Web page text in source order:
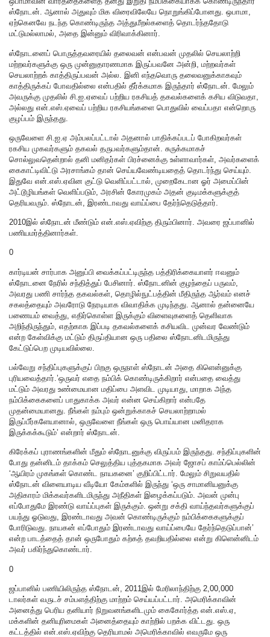
ஸ்நோடன். ஆனால் அதுவும் மிக விரைவிலேயே நொறுங்கிப்போனது. ஒபாமா,
ஏற்கெனவே நடந்த கொண்டிருந்த அத்துமீறல்களைத் தொடர்ந்ததோடு
மட்டுமல்லாமல், அதை இன்னும் விரிவாக்கினார்.
ஸ்நோடனைப் பொருத்தவரையில் தலைவன் என்பவன் முதலில் செயலாற்றி
மற்றவர்களுக்கு ஒரு முன்னுதாரணமாக இருப்பவனே அன்றி, மற்றவர்கள்
செயலாற்றக் காத்திருப்பவன் அல்ல. இனி எந்தவொரு தலைவனுக்காகவும்
காத்திருக்கப் போவதில்லை என்பதில் தீர்க்கமாக இருந்தார் ஸ்நோடன். மேலும்
அவருக்கு முதலில் சி.ஐ.ஏவைப் பற்றிய ரகசியத் தகவல்களைக் கசிய விடுவதா,
அல்லது என்.எஸ்.ஏவைப் பற்றிய ரகசியங்களை பொதுவில் வைப்பதா என்றொரு
குழப்பம் இருந்தது.
ஒருவேளை சி.ஐ.ஏ அம்பலப்பட்டால் அதனால் பாதிக்கப்படப் போகிறவர்கள்
ரகசிய முகவர்களும் தகவல் தருபவர்களும்தான். சுருக்கமாகச்
சொல்லுவதென்றால் தனி மனிதர்கள் பிரச்னைக்கு உள்ளாவார்கள், அவர்களைக்
கைகாட்டிவிட்டு அரசாங்கம் தான் செய்யவேண்டியதைத் தொடர்ந்து செய்யும்.
இதுவே என்.எஸ்.ஏவின குட்டு வெளிப்பட்டால், முறைகேடான ஓர் அமைப்பின்
அட்டூழியங்கள் வெளிப்படும், அரசின் கோரமுகம் அதன் குடிமக்களுக்குத்
தெரியவரும். ஸ்நோடன், இரண்டாவது வாய்ப்பை தேர்ந்தெடுத்தார்.
2010இல் ஸ்நோடன் மீண்டும் என்.எஸ்.ஏவிற்கு திரும்பினார். அவரை ஜப்பானில்
பணியமர்த்தினார்கள்.
0
கார்டியன் சார்பாக அனுப்பி வைக்கப்பட்டிருந்த பத்திரிக்கையாளர் ஈவனும்
ஸ்நோடனை நேரில் சந்தித்துப் பேசினார். ஸ்நோடனின் குழந்தைப் பருவம்,
அவரது பணி சார்ந்த தகவல்கள், தொழில்நுட்பத்தின் மீதிருந்த ஆர்வம் எனச்
சகலத்தையும் அவரோடு நேரடியாக விவாதிக்க முடிந்தது. ஆனால் தன்னையே
பணையம் வைத்து, எதிர்கொள்ள இருக்கும் விளைவுகளைத் தெளிவாக
அறிந்திருந்தும், எதற்காக இப்படி தகவல்களைக் கசியவிட முன்வர வேண்டும்
என்ற கேள்விக்கு மட்டும் திருப்தியான ஒரு பதிலை ஸ்நோடனிடமிருந்து
கேட்டுப்பெற முடியவில்லை.
பல்வேறு சந்திப்புகளுக்குப் பிறகு ஒருநாள் ஸ்நோடன் அதை கிளென்னுக்கு
புரியவைத்தார்.’ஒருவர் எதை நம்பிக் கொண்டிருக்கிறார் என்பதை வைத்து
மட்டும் அவரது உண்மையான மதிப்பை அளவிட முடியாது, மாறாக அந்த
நம்பிக்கைகளைப் பாதுகாக்க அவர் என்ன செய்கிறார் என்பதே
முதன்மையானது. நீங்கள் நம்பும் ஒன்றுக்காகச் செயலாற்றாமல்
இருப்பீர்களேயானால், ஒருவேளை நீங்கள் ஒரு பொய்யான மனிதராக
இருக்கக்கூடும்’ என்றார் ஸ்நோடன்.
கிரேக்கப் புராணங்களின் மீதும் ஸ்நோடனுக்கு விருப்பம் இருந்தது. சந்திப்புகளின்
போது தன்னிடம் தாக்கம் செலுத்திய புத்தகமாக அவர் ஜோசப் காம்ப்பெல்லின்
‘ஆயிரம் முகங்கள் கொண்ட நாயகனை’ குறிப்பிட்டார். மேலும் சிறுவயதில்
ஸ்நோடன் விளையாடிய வீடியோ கேம்களில் இருந்து ‘ஒரு சாமானியனுக்கு
அதிகாரம் மிக்கவர்களிடமிருந்து அநீதிகள் இழைக்கப்படும். அவன் முன்பு
எப்போதுமே இரண்டு வாய்ப்புகள் இருக்கும். ஒன்று சக்தி வாய்ந்தவர்களுக்குப்
பயந்து ஓடுவது, இரண்டாவது அவன் கொண்டிருக்கும் நம்பிக்கைகளுக்குப்
போரிடுவது. நாயகன் எப்போதும் இரண்டாவது வாய்ப்பையே தேர்ந்தெடுப்பான்’
என்ற பாடத்தைத் தான் ஒருபோதும் கற்கத் தவறியதில்லை என்று கிளென்னிடம்
அவர் பகிர்ந்துகொண்டார்.
0
ஜப்பானில் பணியிலிருந்த ஸ்நோடன், 2011இல் மேரிலாந்திற்கு 2,00,000
டாலர்கள் வருடச் சம்பளத்திற்கு மாற்றம் செய்யப்பட்டார். அமெரிக்காவின்
அனைத்து பெரிய தனியார் நிறுவனங்களிடமும் கைகோர்த்த என்.எஸ்.ஏ,
மக்களின் தனியுரிமைகள் அனைத்தையும் காற்றில் பறக்க விட்டது. ஒரு
கட்டத்தில் என்.எஸ்.ஏவிற்கு தெரியாமல் அமெரிக்காவில் எவருமே ஒரு